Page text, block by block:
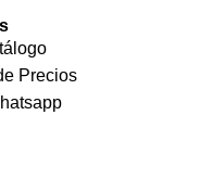
Precios